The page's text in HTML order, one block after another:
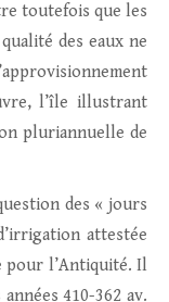
toutefois que les
des eaux ne
l’île illustrant
pluriannuelle de
des « jours
attestée
pour l’Antiquité. Il
410-362 av.